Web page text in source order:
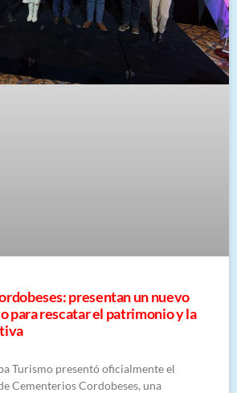
presentan un nuevo
para rescatar el patrimonio y la
Turismo presentó oficialmente el
Cementerios Cordobeses, una